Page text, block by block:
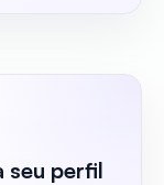
seu perfil